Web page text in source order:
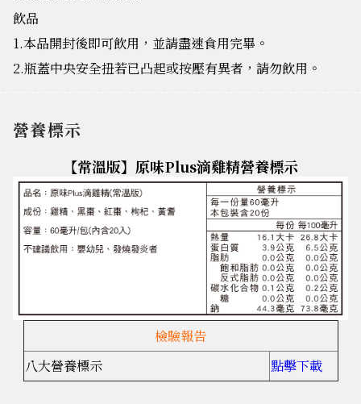
飲品
1.本品開封後即可飲用，並請盡速食用完畢。
2.瓶蓋中央安全扭若已凸起或按壓有異者，請勿飲用。
營養標示
【常溫版】原味Plus滴雞精營養標示
檢驗報告
八大營養標示
點擊下載